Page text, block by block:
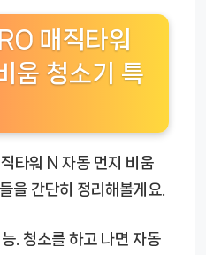
매직타워
움 청소기 특
타워 N 자동 먼지 비움
을 간단히 정리해볼게요.
. 청소를 하고 나면 자동